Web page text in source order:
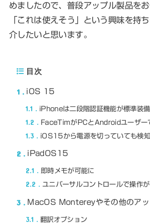
めましたので、普段アップル製品を
「これは使えそう」という興味を持
介したいと思います。
目次
1 iOS 15
1.1 iPhoneは二段階認証機能が標準装
1.2 FaceTimがPCとAndroidユーザー
1.3 iOS15から電源を切っていても検
2 iPadOS15
2.1 即時メモが可能に
2.2 ユニバーサルコントロールで操作
3 MacOS Montereyやその他のアッ
3.1 翻訳オプション